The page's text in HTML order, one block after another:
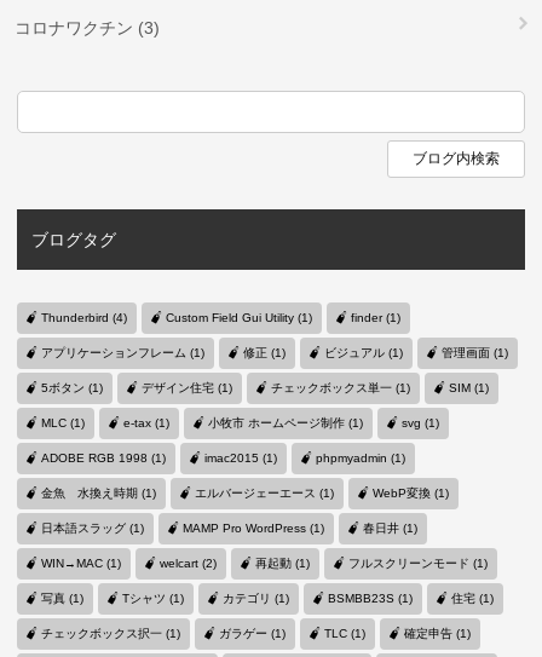
コロナワクチン (3)
ブログタグ
Thunderbird (4) Custom Field Gui Utility (1) finder (1)
アプリケーションフレーム (1) 修正 (1) ビジュアル (1) 管理画面 (1)
5ボタン (1) デザイン住宅 (1) チェックボックス単一 (1) SIM (1)
MLC (1) e-tax (1) 小牧市 ホームページ制作 (1) svg (1)
ADOBE RGB 1998 (1) imac2015 (1) phpmyadmin (1)
金魚 水換え時期 (1) エルバージェーエース (1) WebP変換 (1)
日本語スラッグ (1) MAMP Pro WordPress (1) 春日井 (1)
WIN→MAC (1) welcart (2) 再起動 (1) フルスクリーンモード (1)
写真 (1) Tシャツ (1) カテゴリ (1) BSMBB23S (1) 住宅 (1)
チェックボックス択一 (1) ガラゲー (1) TLC (1) 確定申告 (1)